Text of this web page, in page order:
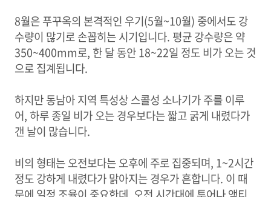
8월은 푸꾸옥의 본격적인 우기(5월~10월) 중에서도 강
수량이 많기로 손꼽히는 시기입니다. 평균 강수량은 약
350~400mm로, 한 달 동안 18~22일 정도 비가 오는 것
으로 집계됩니다.
하지만 동남아 지역 특성상 스콜성 소나기가 주를 이루
어, 하루 종일 비가 오는 경우보다는 짧고 굵게 내렸다가
갠 날이 많습니다.
비의 형태는 오전보다는 오후에 주로 집중되며, 1~2시간
정도 강하게 내렸다가 맑아지는 경우가 흔합니다. 이 때